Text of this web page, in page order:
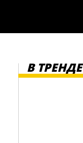
В ТРЕНДЕ